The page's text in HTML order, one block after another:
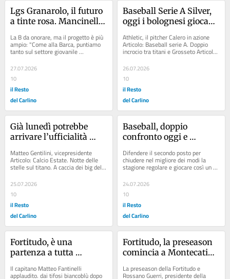
Lgs Granarolo, il futuro
a tinte rosa. Mancinelli:
La B da onorare, ma il progetto è più
ampio: "Come alla Barca, puntiamo
tanto sul settore giovanile
femminile" Articolo: Basket Settore...
27.07.2026
10
il Resto
del Carlino
Baseball Serie A Silver,
oggi i bolognesi giocano
un’occasione per restare
in scia delle prime della
cercano il doppio tesoro
sull’isola
Athletic, il pitcher Calero in azione
Articolo: Baseball serie A. Doppio
incrocio tra titani e Grosseto Articolo:
26.07.2026
10
il Resto
del Carlino
Già lunedì potrebbe
arrivare l’ufficialità
Macron: mercoledì poi
la Lega darà forma alla
Sponsor e calendario:
settimana calda per la
Effe
Matteo Gentilini, vicepresidente
Articolo: Calcio Estate. Notte delle
stelle sul titano. A caccia dei big della
25.07.2026
10
il Resto
del Carlino
Baseball, doppio
confronto oggi e
L’Unipol ha una
missione precisa: Betto
Difendere il secondo posto per
chiudere nel migliore dei modi la
stagione regolare e giocare così un
quarto di... Articolo: Unipol,
obiettivo...
24.07.2026
10
il Resto
del Carlino
Fortitudo, è una
partenza a tutta
"Vogliamo alzare subito
Il capitano Matteo Fantinelli
applaudito. dai tifosi biancoblù dopo
Fortitudo, la preseason
comincia a Montecatini:
uscita della Effe
La preseason della Fortitudo e
Rossano Guerri, presidente della